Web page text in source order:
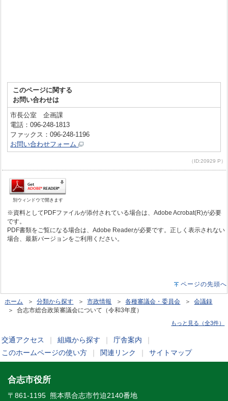
このページに関する
お問い合わせは
市長公室 企画課
電話：096-248-1813
ファックス：096-248-1196
お問い合わせフォーム
（ID:20929 P）
別ウィンドウで開きます
※資料としてPDFファイルが添付されている場合は、Adobe Acrobat(R)が必要
です。
PDF書類をご覧になる場合は、Adobe Readerが必要です。正しく表示されない
場合、最新バージョンをご利用ください。
ページの先頭へ
ホーム ＞分類から探す ＞市政情報 ＞各種審議会・委員会 ＞会議録
＞ 合志市総合政策審議会について（令和3年度）
もっと見る（全3件）
交通アクセス 組織から探す 庁舎案内
このホームページの使い方
関連リンク サイトマップ
合志市役所
〒861-1195 熊本県合志市竹迫2140番地